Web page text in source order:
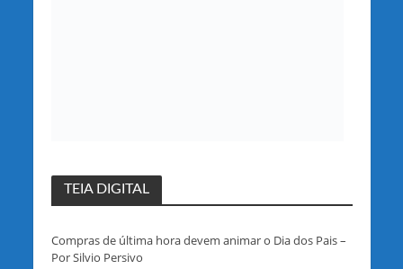
TEIA DIGITAL
Compras de última hora devem animar o Dia dos Pais –
Por Silvio Persivo